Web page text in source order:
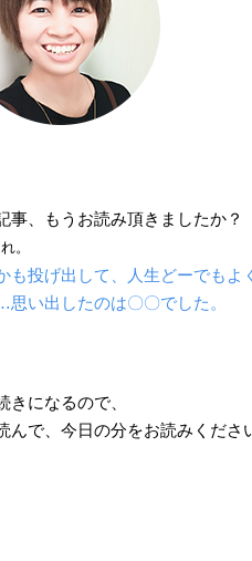
事、もうお読み頂きましたか？
。
も投げ出して、人生どーでもよ
思い出したのは〇〇でした。
きになるので、
んで、今日の分をお読みくださ